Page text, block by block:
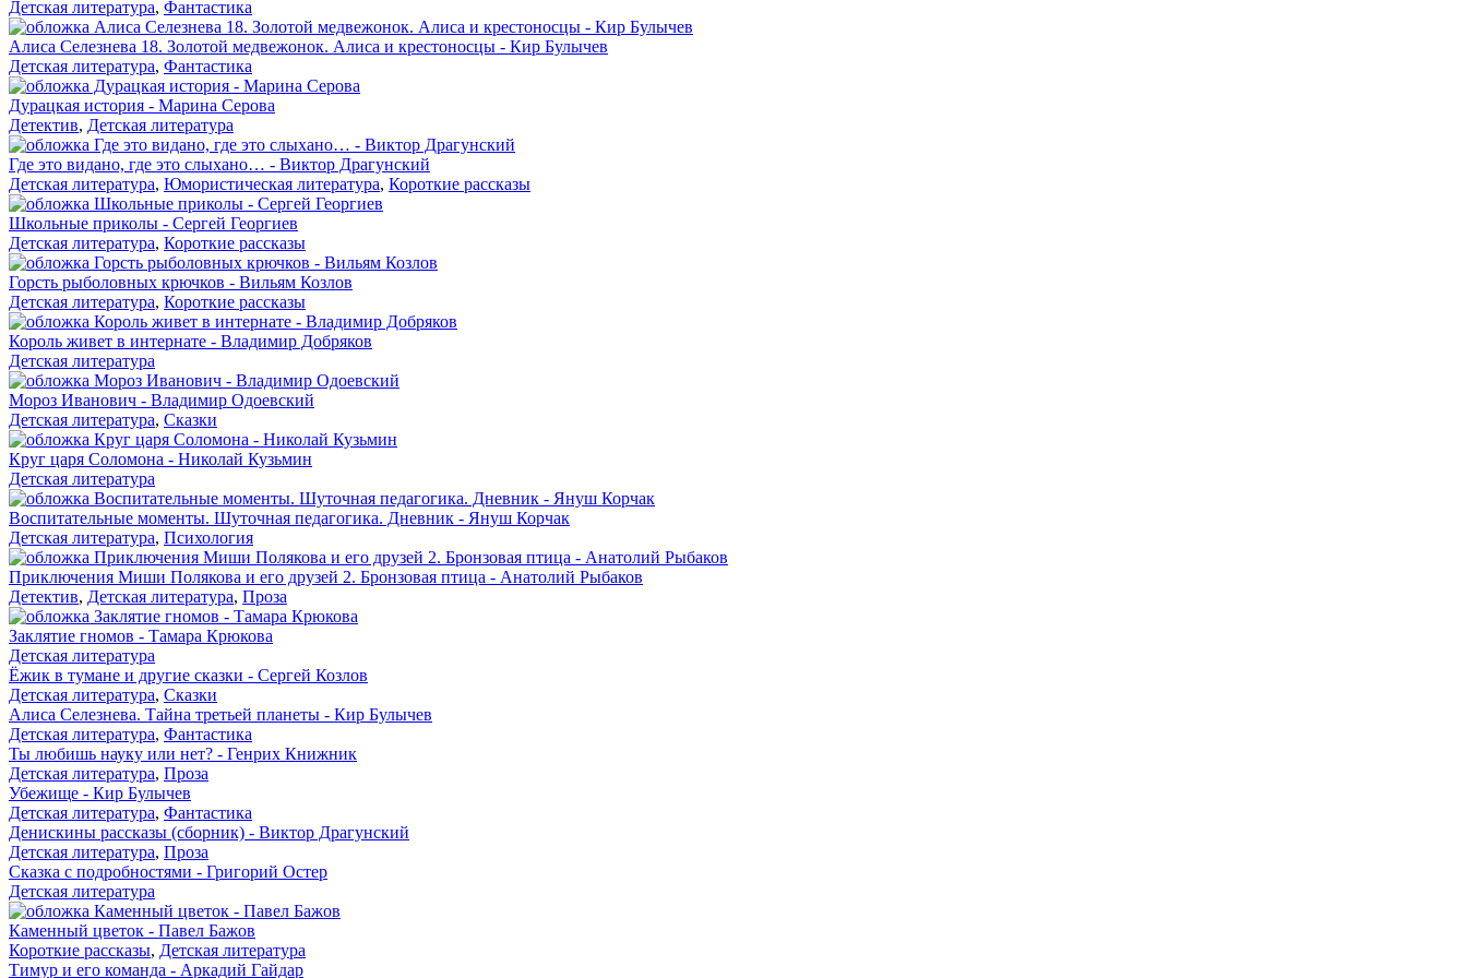
Детская литература, Фантастика
Алиса Селезнева 18. Золотой медвежонок. Алиса и крестоносцы - Кир Булычев
Детская литература, Фантастика
Дурацкая история - Марина Серова
Детектив, Детская литература
Где это видано, где это слыхано… - Виктор Драгунский
Детская литература, Юмористическая литература, Короткие рассказы
Школьные приколы - Сергей Георгиев
Детская литература, Короткие рассказы
Горсть рыболовных крючков - Вильям Козлов
Детская литература, Короткие рассказы
Король живет в интернате - Владимир Добряков
Детская литература
Мороз Иванович - Владимир Одоевский
Детская литература, Сказки
Круг царя Соломона - Николай Кузьмин
Детская литература
Воспитательные моменты. Шуточная педагогика. Дневник - Януш Корчак
Детская литература, Психология
Приключения Миши Полякова и его друзей 2. Бронзовая птица - Анатолий Рыбаков
Детектив, Детская литература, Проза
Заклятие гномов - Тамара Крюкова
Детская литература
Ёжик в тумане и другие сказки - Сергей Козлов
Детская литература, Сказки
Алиса Селезнева. Тайна третьей планеты - Кир Булычев
Детская литература, Фантастика
Ты любишь науку или нет? - Генрих Книжник
Детская литература, Проза
Убежище - Кир Булычев
Детская литература, Фантастика
Денискины рассказы (сборник) - Виктор Драгунский
Детская литература, Проза
Сказка с подробностями - Григорий Остер
Детская литература
Каменный цветок - Павел Бажов
Короткие рассказы, Детская литература
Тимур и его команда - Аркадий Гайдар